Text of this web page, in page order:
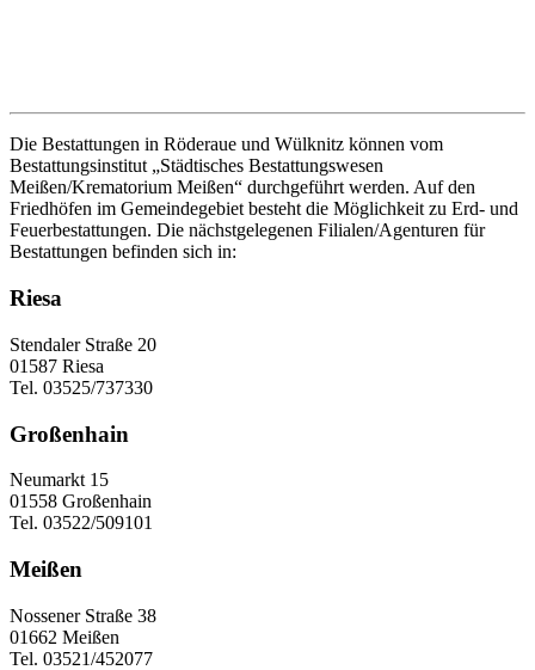
Die Bestattungen in Röderaue und Wülknitz können vom
Bestattungsinstitut „Städtisches Bestattungswesen
Meißen/Krematorium Meißen“ durchgeführt werden. Auf den
Friedhöfen im Gemeindegebiet besteht die Möglichkeit zu Erd- und
Feuerbestattungen. Die nächstgelegenen Filialen/Agenturen für
Bestattungen befinden sich in:
Riesa
Stendaler Straße 20
01587 Riesa
Tel. 03525/737330
Großenhain
Neumarkt 15
01558 Großenhain
Tel. 03522/509101
Meißen
Nossener Straße 38
01662 Meißen
Tel. 03521/452077